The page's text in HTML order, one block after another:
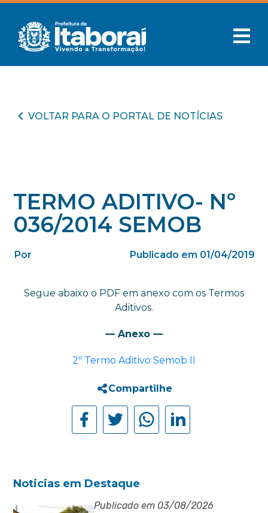
VOLTAR PARA O PORTAL DE NOTÍCIAS
TERMO ADITIVO- Nº
036/2014 SEMOB
Por Publicado em 01/04/2019
Segue abaixo o PDF em anexo com os Termos
Aditivos.
— Anexo —
2º Termo Aditivo Semob II
Compartilhe
Noticias em Destaque
Publicado em 03/08/2026